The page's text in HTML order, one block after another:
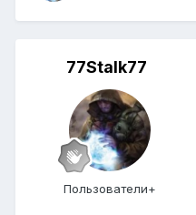
77Stalk77
Пользователи+